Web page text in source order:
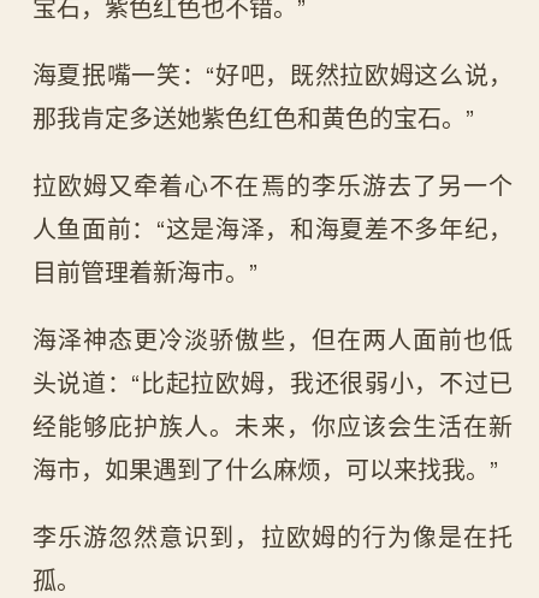
海夏抿嘴一笑：“好吧，既然拉欧姆这么说，
那我肯定多送她紫色红色和黄色的宝石。”
拉欧姆又牵着心不在焉的李乐游去了另一个
人鱼面前：“这是海泽，和海夏差不多年纪，
目前管理着新海市。”
海泽神态更冷淡骄傲些，但在两人面前也低
头说道：“比起拉欧姆，我还很弱小，不过已
经能够庇护族人。未来，你应该会生活在新
海市，如果遇到了什么麻烦，可以来找我。”
李乐游忽然意识到，拉欧姆的行为像是在托
孤。